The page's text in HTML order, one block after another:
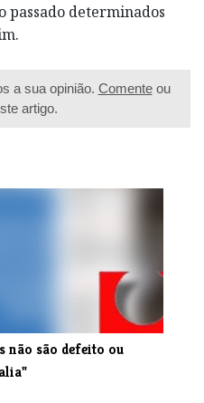
passado determinados
a sua opinião. Comenteou
artigo.
não são defeito ou